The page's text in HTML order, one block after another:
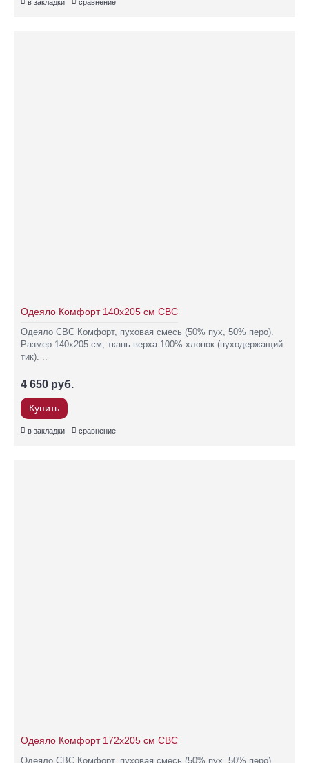
в закладки сравнение
Одеяло Комфорт 140х205 см СВС
Одеяло СВС Комфорт, пуховая смесь (50% пух, 50% перо).
Размер 140х205 см, ткань верха 100% хлопок (пуходержащий
тик). ..
4 650 руб.
Купить
в закладки сравнение
Одеяло Комфорт 172х205 см СВС
Одеяло СВС Комфорт, пуховая смесь (50% пух, 50% перо).